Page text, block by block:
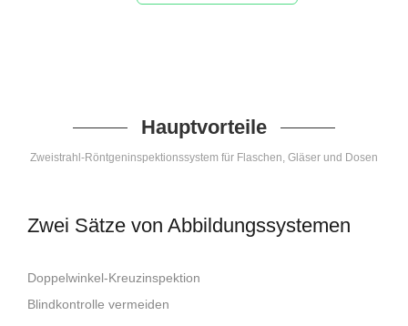
Hauptvorteile
Zweistrahl-Röntgeninspektionssystem für Flaschen, Gläser und Dosen
Zwei Sätze von Abbildungssystemen
Doppelwinkel-Kreuzinspektion
Blindkontrolle vermeiden